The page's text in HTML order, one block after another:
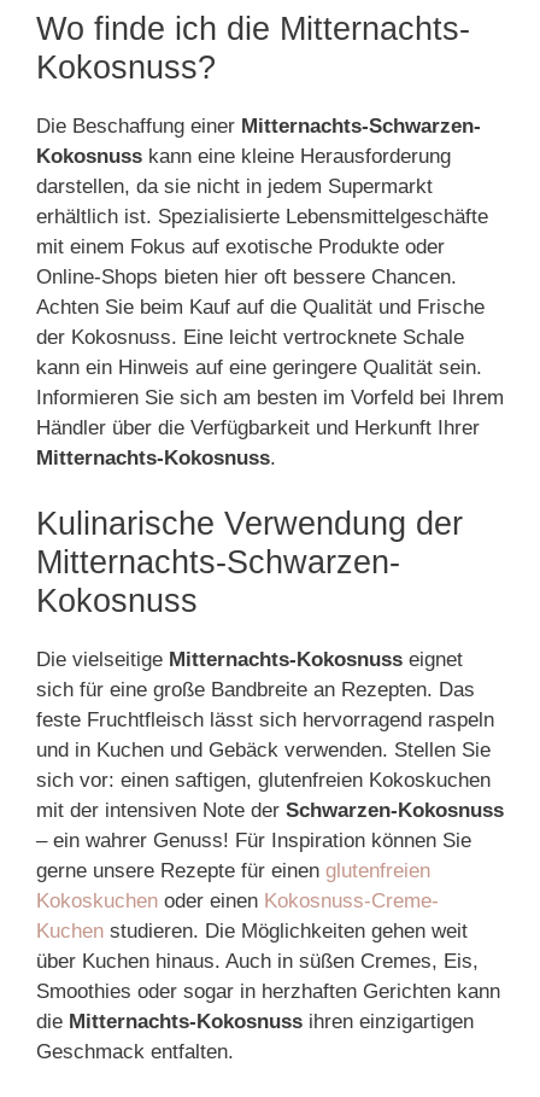
Wo finde ich die Mitternachts-
Kokosnuss?
Die Beschaffung einer Mitternachts-Schwarzen-
Kokosnuss kann eine kleine Herausforderung
darstellen, da sie nicht in jedem Supermarkt
erhältlich ist. Spezialisierte Lebensmittelgeschäfte
mit einem Fokus auf exotische Produkte oder
Online-Shops bieten hier oft bessere Chancen.
Achten Sie beim Kauf auf die Qualität und Frische
der Kokosnuss. Eine leicht vertrocknete Schale
kann ein Hinweis auf eine geringere Qualität sein.
Informieren Sie sich am besten im Vorfeld bei Ihrem
Händler über die Verfügbarkeit und Herkunft Ihrer
Mitternachts-Kokosnuss.
Kulinarische Verwendung der
Mitternachts-Schwarzen-
Kokosnuss
Die vielseitige Mitternachts-Kokosnuss eignet
sich für eine große Bandbreite an Rezepten. Das
feste Fruchtfleisch lässt sich hervorragend raspeln
und in Kuchen und Gebäck verwenden. Stellen Sie
sich vor: einen saftigen, glutenfreien Kokoskuchen
mit der intensiven Note der Schwarzen-Kokosnuss
– ein wahrer Genuss! Für Inspiration können Sie
gerne unsere Rezepte für einen glutenfreien
Kokoskuchen oder einen Kokosnuss-Creme-
Kuchen studieren. Die Möglichkeiten gehen weit
über Kuchen hinaus. Auch in süßen Cremes, Eis,
Smoothies oder sogar in herzhaften Gerichten kann
die Mitternachts-Kokosnuss ihren einzigartigen
Geschmack entfalten.